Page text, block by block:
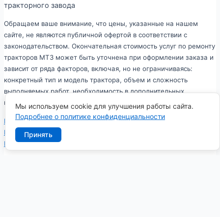
тракторного завода
Обращаем ваше внимание, что цены, указанные на нашем
сайте, не являются публичной офертой в соответствии с
законодательством. Окончательная стоимость услуг по ремонту
тракторов МТЗ может быть уточнена при оформлении заказа и
зависит от ряда факторов, включая, но не ограничиваясь:
конкретный тип и модель трактора, объем и сложность
выполняемых работ, необходимость в дополнительных
материалах и запчастях.
Политика в отношении обработки персональных данных
Политика конфиденциальности персональных данных
Пользовательское соглашение
Мы используем cookie для улучшения работы сайта.
Подробнее о политике конфиденциальности
Принять